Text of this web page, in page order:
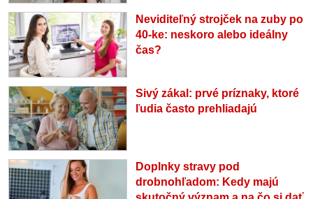
Neviditeľný strojček na zuby po
40-ke: neskoro alebo ideálny
čas?
Sivý zákal: prvé príznaky, ktoré
ľudia často prehliadajú
Doplnky stravy pod
drobnohľadom: Kedy majú